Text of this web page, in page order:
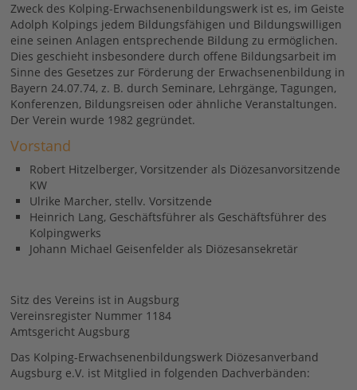
Zweck des Kolping-Erwachsenenbildungswerk ist es, im Geiste
Adolph Kolpings jedem Bildungsfähigen und Bildungswilligen
eine seinen Anlagen entsprechende Bildung zu ermöglichen.
Dies geschieht insbesondere durch offene Bildungsarbeit im
Sinne des Gesetzes zur Förderung der Erwachsenenbildung in
Bayern 24.07.74, z. B. durch Seminare, Lehrgänge, Tagungen,
Konferenzen, Bildungsreisen oder ähnliche Veranstaltungen.
Der Verein wurde 1982 gegründet.
Vorstand
Robert Hitzelberger, Vorsitzender als Diözesanvorsitzende
KW
Ulrike Marcher, stellv. Vorsitzende
Heinrich Lang, Geschäftsführer als Geschäftsführer des
Kolpingwerks
Johann Michael Geisenfelder als Diözesansekretär
Sitz des Vereins ist in Augsburg
Vereinsregister Nummer 1184
Amtsgericht Augsburg
Das Kolping-Erwachsenenbildungswerk Diözesanverband
Augsburg e.V. ist Mitglied in folgenden Dachverbänden: